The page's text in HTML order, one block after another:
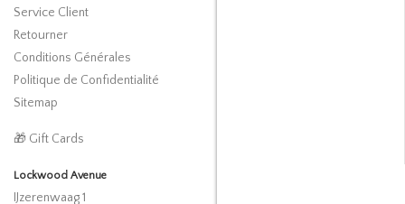
Service Client
Retourner
Conditions Générales
Politique de Confidentialité
Sitemap
🎁 Gift Cards
Lockwood Avenue
IJzerenwaag 1